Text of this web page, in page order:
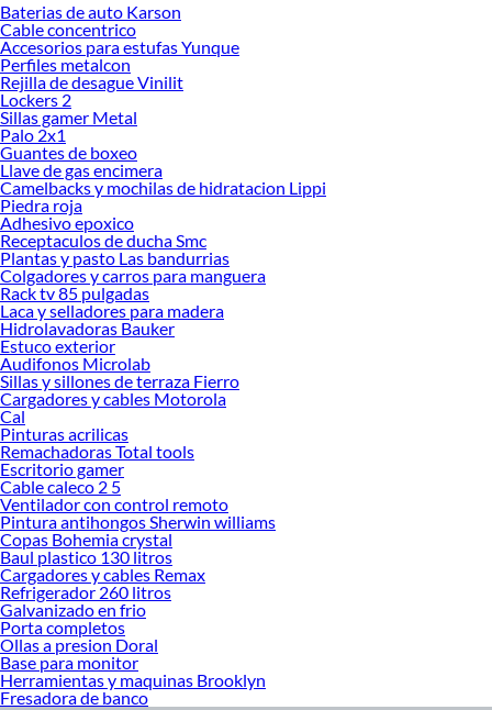
Desde remodelaciones hasta proyectos de decoración, estamos aquí para hacer
tus ideas realidad. ¡Visítanos y encuentra todo lo que tenemos para ofrecerte en
Linternas y lámparas de camping!
Explora la variedad de productos de Linternas y lámparas de camping
en Sodimac
Herramientas, materiales y accesorios de calidad para tus proyectos y
renovación de espacios. ¡Visítanos y descubre todo lo que tenemos para
ofrecerte!
Encuentra una amplia variedad de productos de Linternas y lámparas de
camping en Sodimac. Encuentra todo lo necesario para tus proyectos de
renovación y decoración. ¡Visítanos y haz tus ideas realidad!
Baterias de auto Karson
Cable concentrico
Accesorios para estufas Yunque
Perfiles metalcon
Rejilla de desague Vinilit
Lockers 2
Sillas gamer Metal
Palo 2x1
Guantes de boxeo
Llave de gas encimera
Camelbacks y mochilas de hidratacion Lippi
Piedra roja
Adhesivo epoxico
Receptaculos de ducha Smc
Plantas y pasto Las bandurrias
Colgadores y carros para manguera
Rack tv 85 pulgadas
Laca y selladores para madera
Hidrolavadoras Bauker
Estuco exterior
Audifonos Microlab
Sillas y sillones de terraza Fierro
Cargadores y cables Motorola
Cal
Pinturas acrilicas
Remachadoras Total tools
Escritorio gamer
Cable caleco 2 5
Ventilador con control remoto
Pintura antihongos Sherwin williams
Copas Bohemia crystal
Baul plastico 130 litros
Cargadores y cables Remax
Refrigerador 260 litros
Galvanizado en frio
Porta completos
Ollas a presion Doral
Base para monitor
Herramientas y maquinas Brooklyn
Fresadora de banco